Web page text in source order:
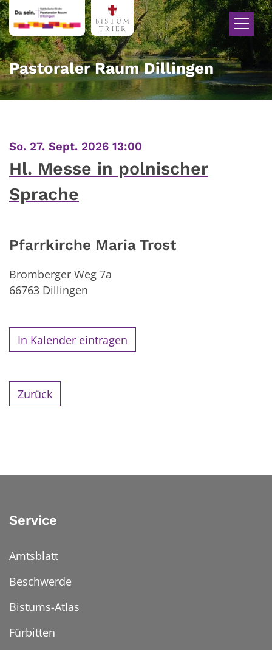
Zum Inhalt springen
Pastoraler Raum Dillingen
So. 27. Sept. 2026 13:00
Hl. Messe in polnischer
Sprache
Pfarrkirche Maria Trost
Bromberger Weg 7a
66763 Dillingen
In Kalender eintragen
Zurück
Service
Amtsblatt
Beschwerde
Bistums-Atlas
Fürbitten